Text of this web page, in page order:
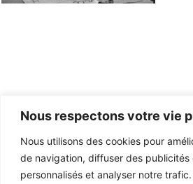
Nous respectons votre vie
Nous utilisons des cookies pour
de navigation, diffuser des publicités
personnalisés et analyser notre